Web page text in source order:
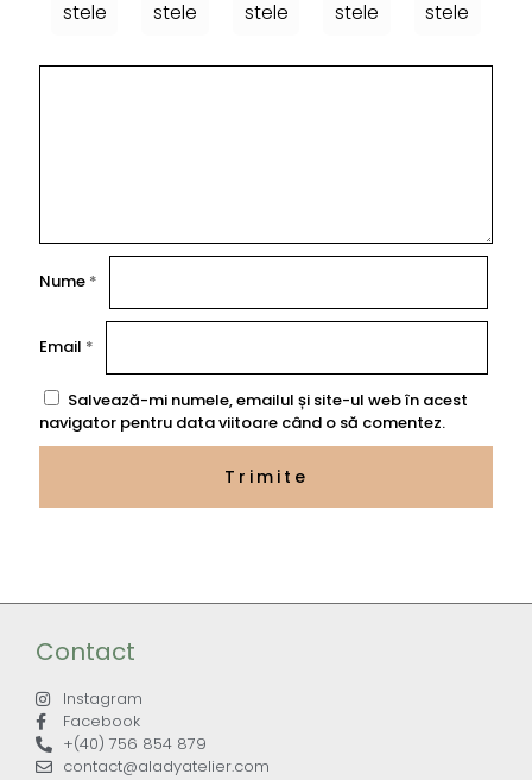
stele
stele
stele
stele
stele
Nume *
Email *
Salvează-mi numele, emailul și site-ul web în acest
navigator pentru data viitoare când o să comentez.
Contact
Instagram
Facebook
+(40) 756 854 879
contact@aladyatelier.com